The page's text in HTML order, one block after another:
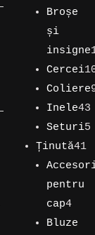
de
produse
254
de
produse
Broșe
și
insigne
11
produse
Cercei
109
produse
Coliere
95
de
produse
Inele43
43
de
produse
Seturi5
5
produse
Ținută41
41
de
produse
pentru
cap44
Bluze